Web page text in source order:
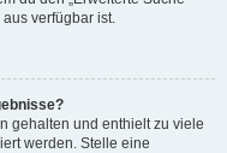
verfügbar ist.
gehalten und enthielt zu viele
werden. Stelle eine